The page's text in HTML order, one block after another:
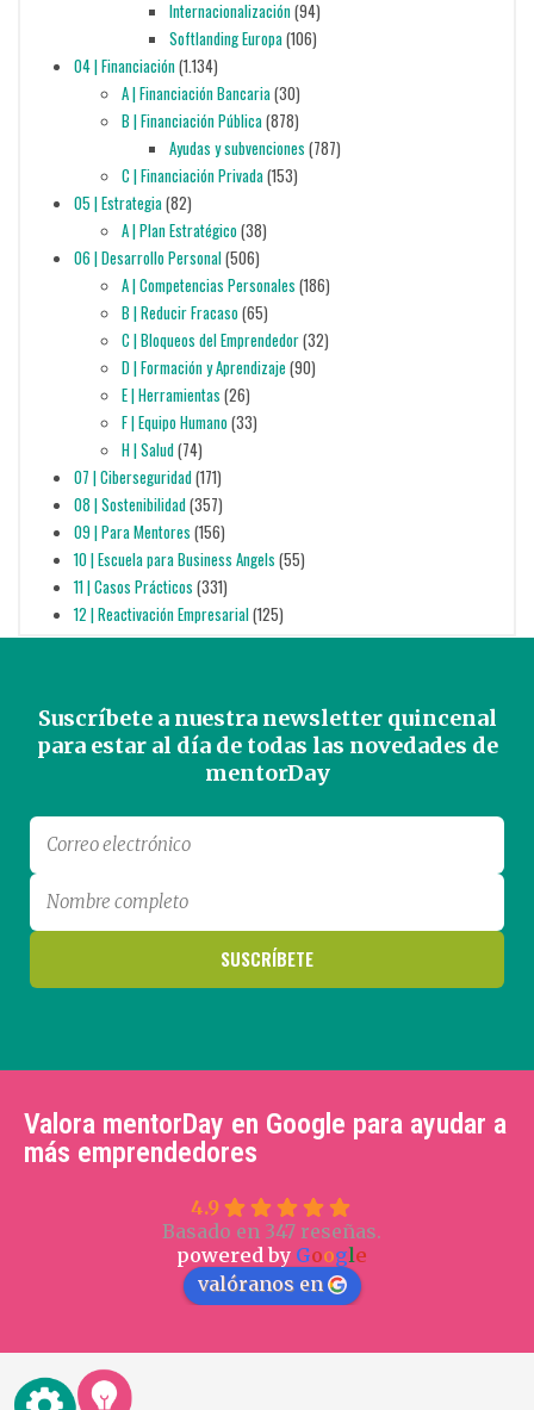
Internacionalización(94)
Softlanding Europa(106)
04 | Financiación(1.134)
A | Financiación Bancaria(30)
B | Financiación Pública(878)
Ayudas y subvenciones (787)
C | Financiación Privada(153)
05 | Estrategia(82)
A | Plan Estratégico(38)
06 | Desarrollo Personal(506)
A | Competencias Personales (186)
B | Reducir Fracaso(65)
C | Bloqueos del Emprendedor(32)
D | Formación y Aprendizaje (90)
E | Herramientas (26)
F | Equipo Humano(33)
H | Salud(74)
07 | Ciberseguridad(171)
08 | Sostenibilidad(357)
09 | Para Mentores (156)
10 | Escuela para Business Angels (55)
11 | Casos Prácticos (331)
12 | Reactivación Empresarial(125)
Suscríbete a nuestra newsletter quincenal
para estar al día de todas las novedades de
mentorDay
Valora mentorDay en Google para ayudar a
más emprendedores
4.9
Basado en 347 reseñas.
powered by Google
valóranos en